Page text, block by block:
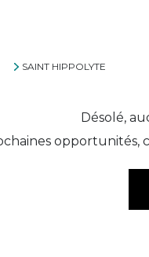
SAINT HIPPOLYTE
Désolé,